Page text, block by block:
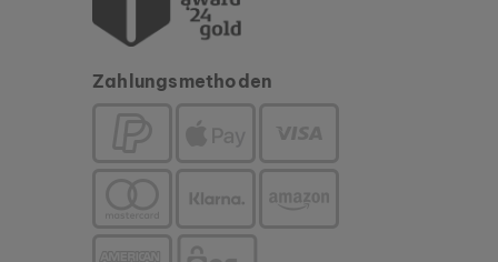
Zahlungsmethoden